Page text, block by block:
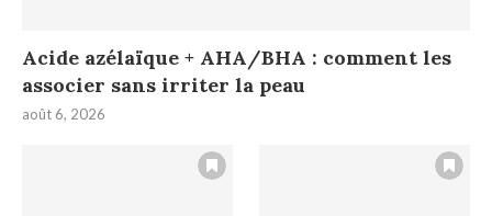
Acide azélaïque + AHA/BHA : comment les
associer sans irriter la peau
août 6, 2026